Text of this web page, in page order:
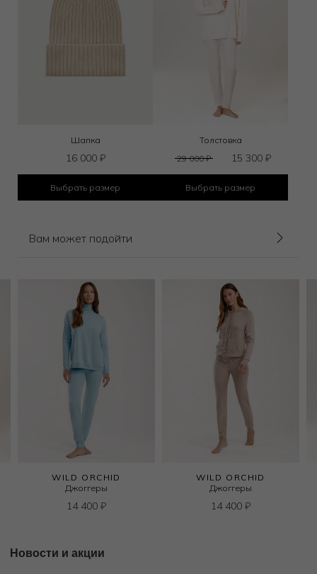
Шапка
16 000 ₽
Выбрать размер
Толстовка
29 000₽ 15 300₽
Выбрать размер
Вам может подойти
WILD ORCHID
Джоггеры
14 400 ₽
WILD ORCHID
Джоггеры
14 400 ₽
Новости и акции